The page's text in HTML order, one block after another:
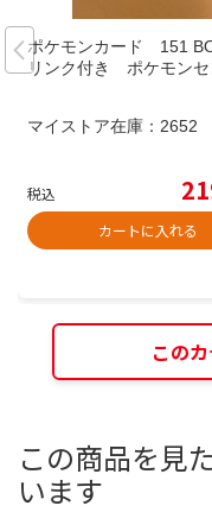
ポケモンカード 151
リンク付き ポケモンセ
マイストア在庫： 2652
税込
カートに入れる
この
この商品を見
います